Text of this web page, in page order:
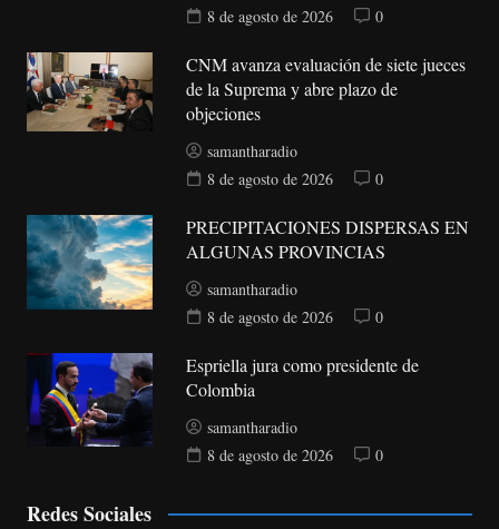
8 de agosto de 2026
0
CNM avanza evaluación de siete jueces
de la Suprema y abre plazo de
objeciones
samantharadio
8 de agosto de 2026
0
PRECIPITACIONES DISPERSAS EN
ALGUNAS PROVINCIAS
samantharadio
8 de agosto de 2026
0
Espriella jura como presidente de
Colombia
samantharadio
8 de agosto de 2026
0
Redes Sociales